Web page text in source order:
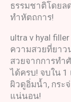
ธรรมชาติโดยล
ทำหัตถการ!
ultra v hyal
ความสวยที่ยาว
สวยจากการทำ
ได้ครบ! จบใน 1
ผิวดูอิ่มน้ำ, กระ
แน่นอน!